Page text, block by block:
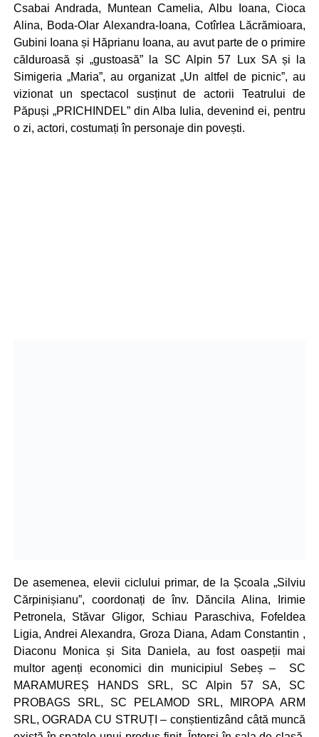
Csabai Andrada, Muntean Camelia, Albu Ioana, Cioca
Alina, Boda-Olar Alexandra-Ioana, Cotîrlea Lăcrămioara,
Gubini Ioana și Hăprianu Ioana, au avut parte de o primire
călduroasă și „gustoasă” la SC Alpin 57 Lux SA și la
Simigeria „Maria”, au organizat „Un altfel de picnic”, au
vizionat un spectacol susținut de actorii Teatrului de
Păpuși „PRICHINDEL” din Alba Iulia, devenind ei, pentru
o zi, actori, costumați în personaje din povești.
De asemenea, elevii ciclului primar, de la Școala „Silviu
Cărpinișianu”, coordonați de înv. Dăncila Alina, Irimie
Petronela, Stăvar Gligor, Schiau Paraschiva, Fofeldea
Ligia, Andrei Alexandra, Groza Diana, Adam Constantin ,
Diaconu Monica și Sita Daniela, au fost oaspeții mai
multor agenți economici din municipiul Sebeș – SC
MARAMUREȘ HANDS SRL, SC Alpin 57 SA, SC
PROBAGS SRL, SC PELAMOD SRL, MIROPA ARM
SRL, OGRADA CU STRUȚI – conștientizând câtă muncă